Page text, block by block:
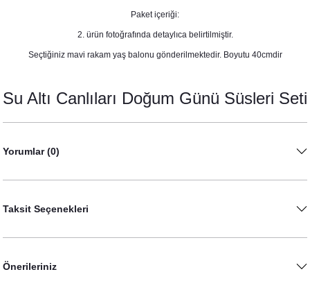
Paket içeriği:
2. ürün fotoğrafında detaylıca belirtilmiştir.
Seçtiğiniz mavi rakam yaş balonu gönderilmektedir. Boyutu 40cmdir
Su Altı Canlıları Doğum Günü Süsleri Seti
Yorumlar (0)
Taksit Seçenekleri
Önerileriniz